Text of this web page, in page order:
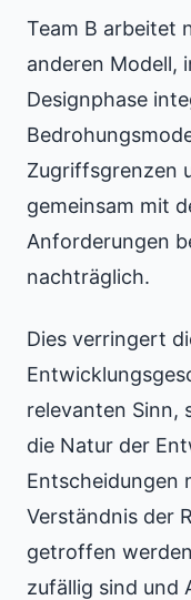
Team B arbeitet
anderen Modell,
Designphase
Zugriffsgrenzen
gemeinsam mit
Anforderungen
nachträglich.
Dies verringert
relevanten Sinn,
die Natur der
Entscheidungen
Verständnis der
getroffen
zufällig sind und